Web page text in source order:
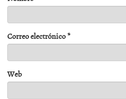
Correo electrónico*
Web